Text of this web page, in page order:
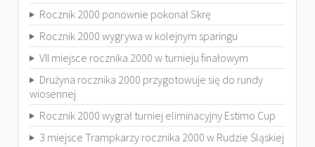
Rocznik 2000 ponownie pokonał Skrę
Rocznik 2000 wygrywa w kolejnym sparingu
VII miejsce rocznika 2000 w turnieju finałowym
Drużyna rocznika 2000 przygotowuje się do rundy
wiosennej
Rocznik 2000 wygrał turniej eliminacyjny Estimo Cup
3 miejsce Trampkarzy rocznika 2000 w Rudzie Śląskiej